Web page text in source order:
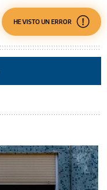
HE VISTO UN ERROR